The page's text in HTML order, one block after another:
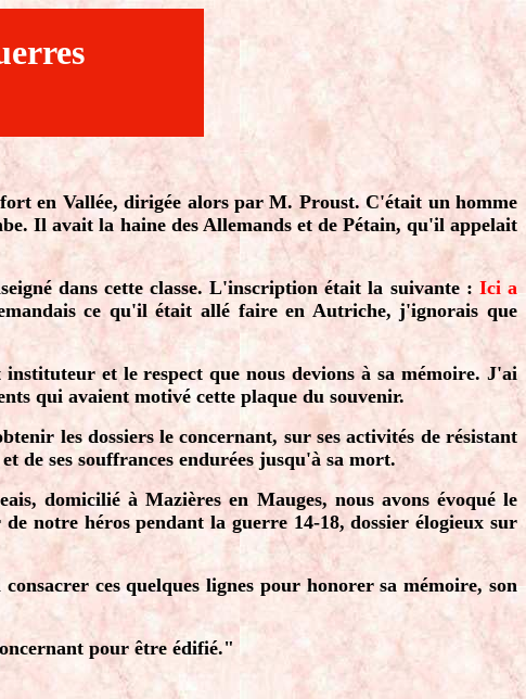
en Vallée, dirigée alors par M. Proust. C'était un homme
Il avait la haine des Allemands et de Pétain, qu'il appelait
dans cette classe. L'inscription était la suivante : Ici a
ce qu'il était allé faire en Autriche, j'ignorais que
et le respect que nous devions à sa mémoire. J'ai
qui avaient motivé cette plaque du souvenir.
les dossiers le concernant, sur ses activités de résistant
de ses souffrances endurées jusqu'à sa mort.
domicilié à Mazières en Mauges, nous avons évoqué le
notre héros pendant la guerre 14-18, dossier élogieux sur
ces quelques lignes pour honorer sa mémoire, son
pour être édifié."